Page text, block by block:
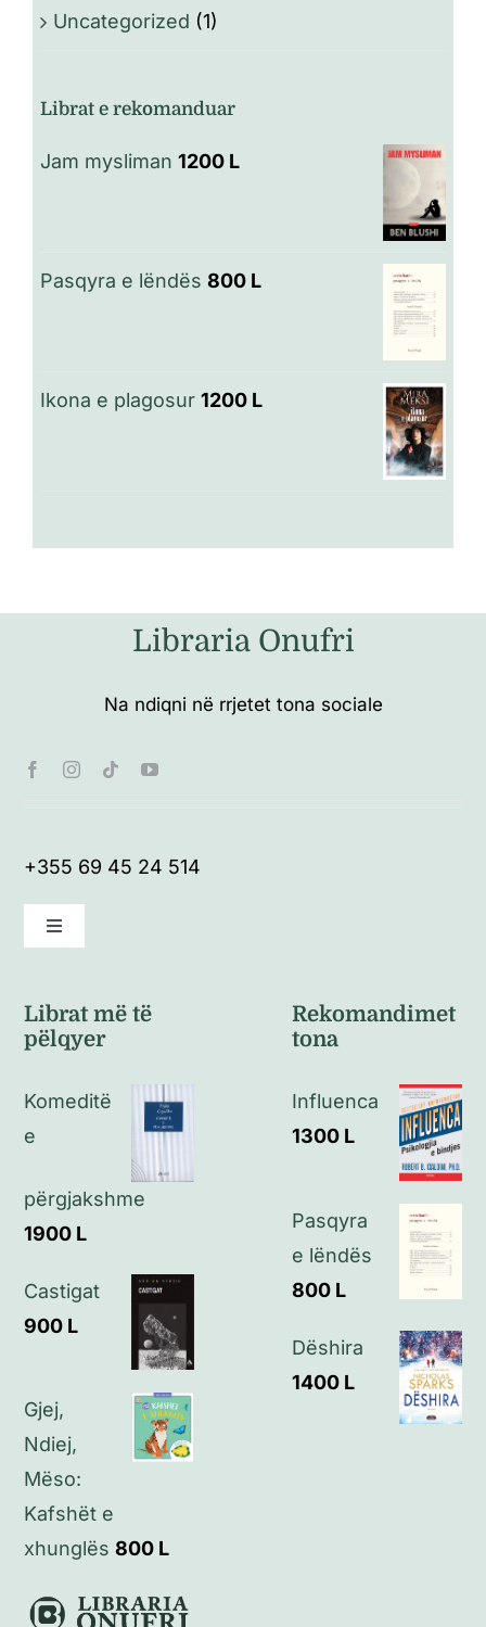
Uncategorized (1)
Librat e rekomanduar
Jam mysliman 1200 L
Pasqyra e lëndës 800 L
Ikona e plagosur 1200 L
Libraria Onufri
Na ndiqni në rrjetet tona sociale
+355 69 45 24 514
Toggle
Politikat e kthimeve
Politikat e privatësisë
Librat më të
pëlqyer
Komeditë
e
përgjakshme
1900 L
Castigat
900 L
Gjej,
Ndiej,
Mëso:
Kafshët e
xhunglës 800 L
Rekomandimet
tona
Influenca
1300 L
Pasqyra
e lëndës
800 L
Dëshira
1400 L